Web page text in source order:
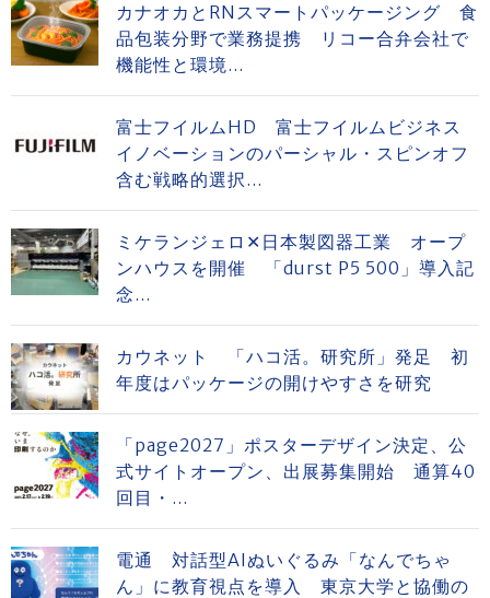
カナオカとRNスマートパッケージング 食
品包装分野で業務提携 リコー合弁会社で
機能性と環境...
富士フイルムHD 富士フイルムビジネス
イノベーションのパーシャル・スピンオフ
含む戦略的選択...
ミケランジェロ✕日本製図器工業 オープ
ンハウスを開催 「durst P5 500」導入記
念...
カウネット 「ハコ活。研究所」発足 初
年度はパッケージの開けやすさを研究
「page2027」ポスターデザイン決定、公
式サイトオープン、出展募集開始 通算40
回目・...
電通 対話型AIぬいぐるみ「なんでちゃ
ん」に教育視点を導入 東京大学と協働の